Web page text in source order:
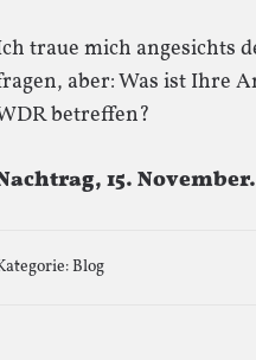
traue mich angesichts
aber: Was ist Ihre
betreffen?
15. November.
Blog